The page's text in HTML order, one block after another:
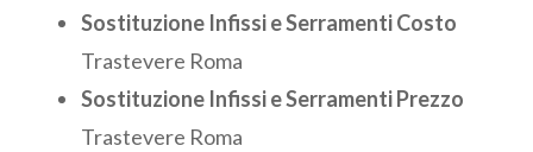
Sostituzione Infissi e Serramenti Costo
Trastevere Roma
Sostituzione Infissi e Serramenti Prezzo
Trastevere Roma